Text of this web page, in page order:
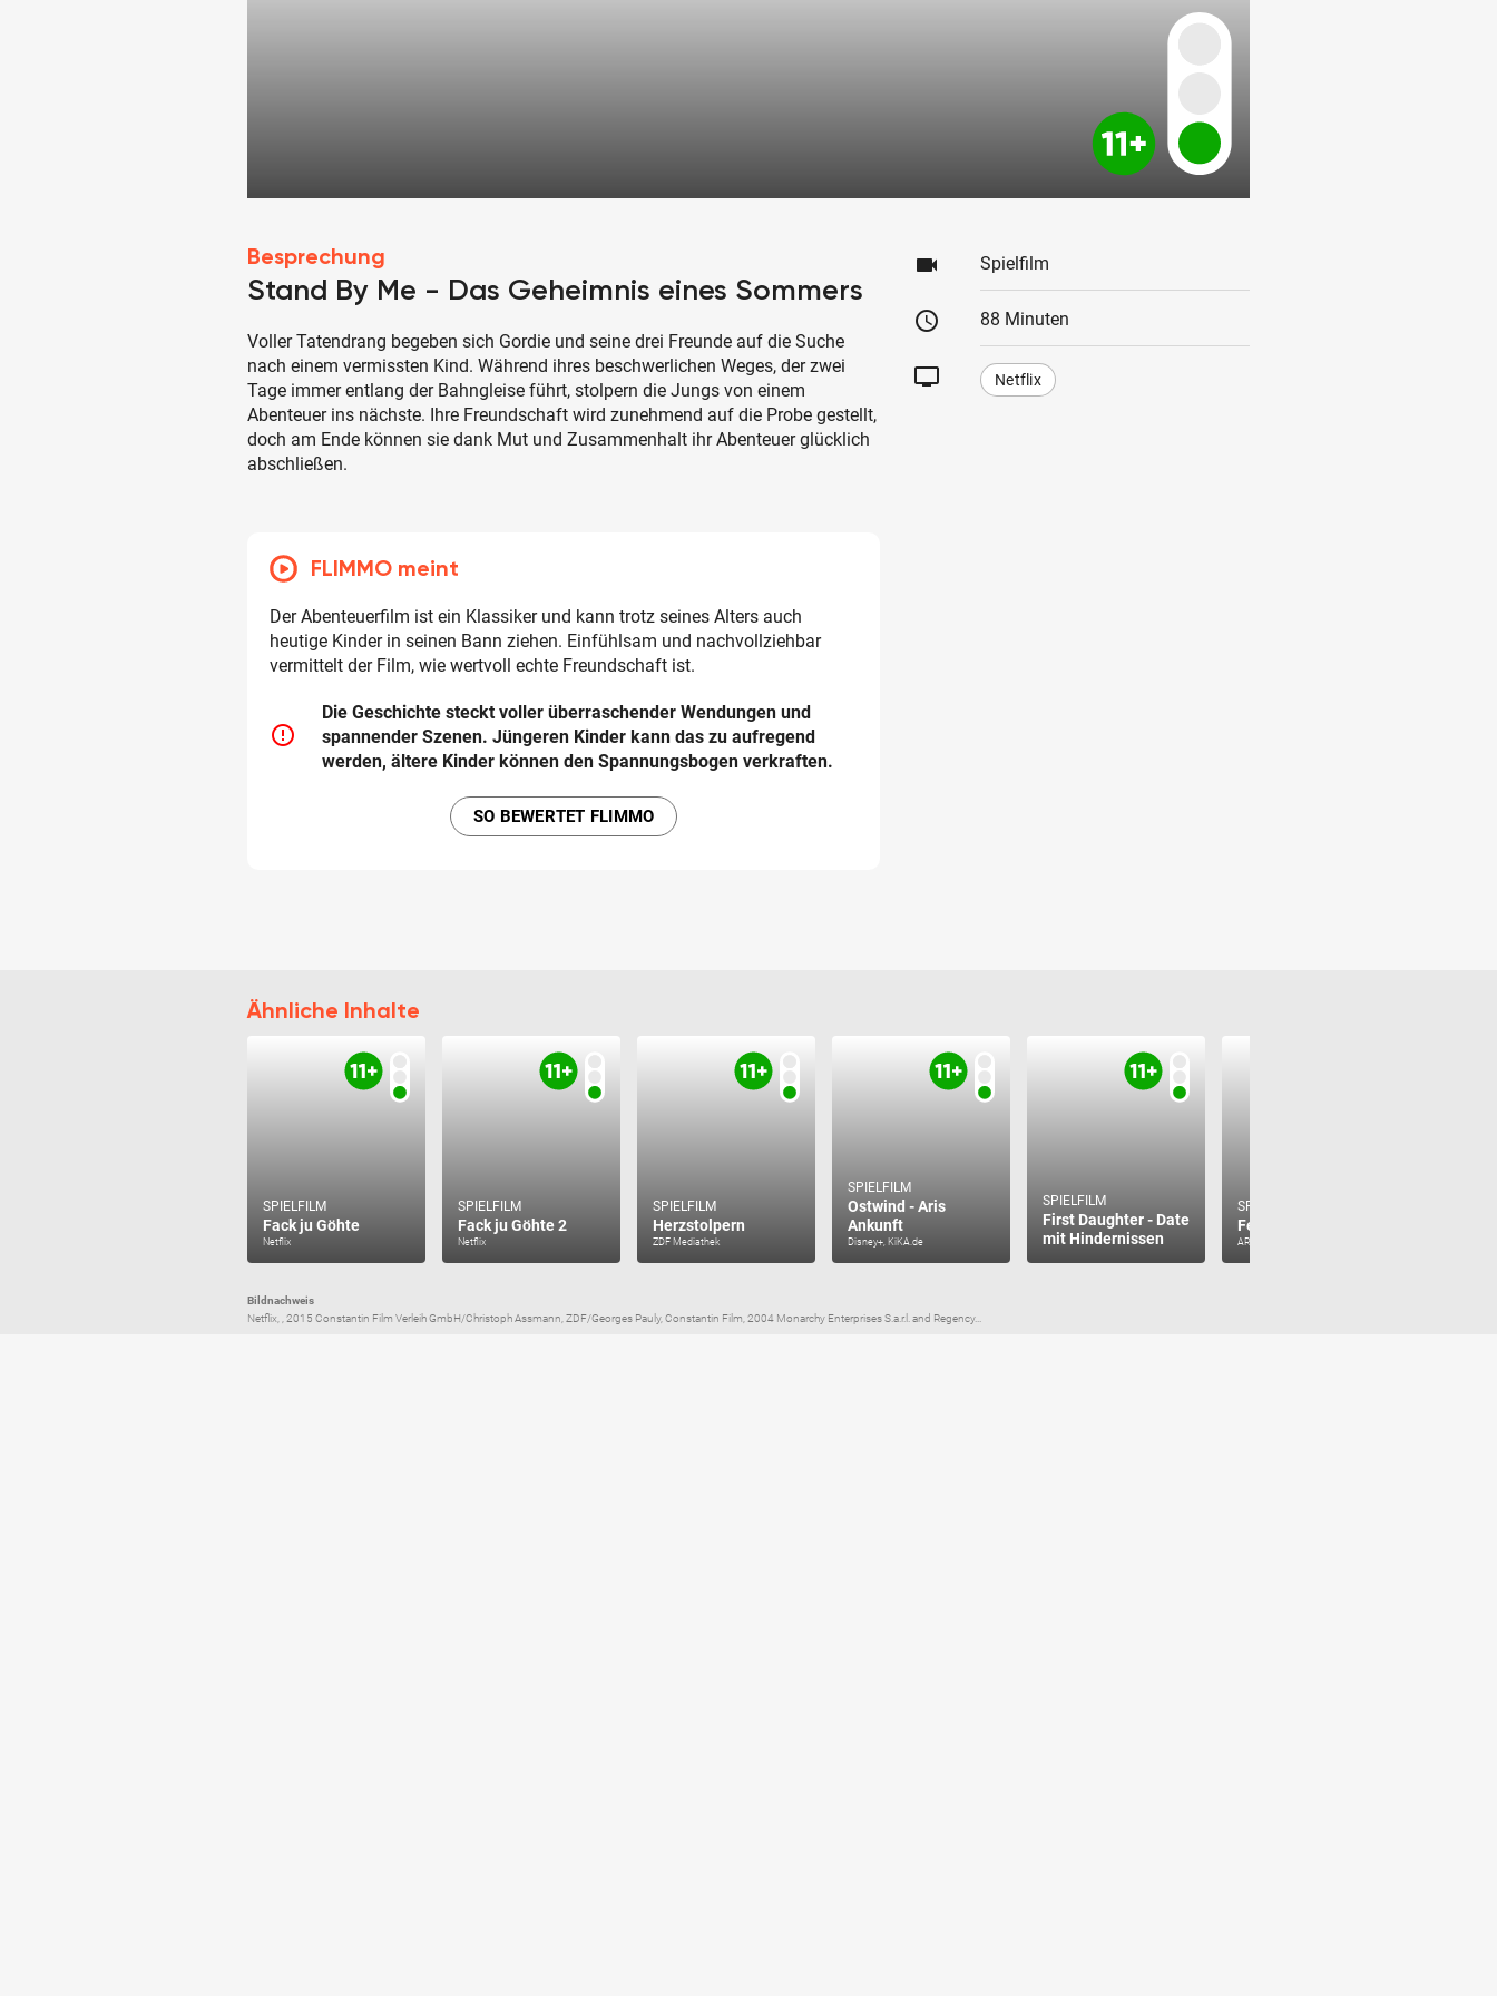
Besprechung
Stand By Me - Das Geheimnis eines Sommers
Voller Tatendrang begeben sich Gordie und seine drei Freunde auf die Suche
nach einem vermissten Kind. Während ihres beschwerlichen Weges, der zwei
Tage immer entlang der Bahngleise führt, stolpern die Jungs von einem
Abenteuer ins nächste. Ihre Freundschaft wird zunehmend auf die Probe gestellt,
doch am Ende können sie dank Mut und Zusammenhalt ihr Abenteuer glücklich
abschließen.
FLIMMO meint
Der Abenteuerfilm ist ein Klassiker und kann trotz seines Alters auch
heutige Kinder in seinen Bann ziehen. Einfühlsam und nachvollziehbar
vermittelt der Film, wie wertvoll echte Freundschaft ist.
error_outline
Die Geschichte steckt voller überraschender Wendungen und
spannender Szenen. Jüngeren Kinder kann das zu aufregend
werden, ältere Kinder können den Spannungsbogen verkraften.
SO BEWERTET FLIMMO
videocam Spielfilm
schedule 88 Minuten
tv Netflix
Ähnliche Inhalte
SPIELFILM
Fack ju Göhte
Netflix
SPIELFILM
Fack ju Göhte 2
Netflix
SPIELFILM
Herzstolpern
ZDF Mediathek
SPIELFILM
Ostwind - Aris
Ankunft
Disney+, KiKA.de
SPIELFILM
First Daughter - Date
mit Hindernissen
SPIELFILM
Feuerwehrfrauen
ARD Mediathek
Bildnachweis
Netflix, , 2015 Constantin Film Verleih GmbH/Christoph Assmann, ZDF/Georges Pauly, Constantin Film, 2004 Monarchy Enterprises S.a.r.l. and Regency...